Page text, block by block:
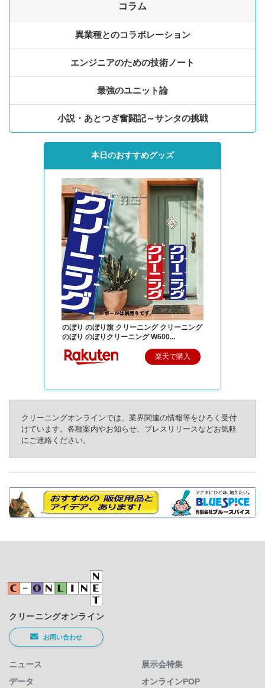
コラム
異業種とのコラボレーション
エンジニアのための技術ノート
最強のユニット論
小説・あとつぎ奮闘記～サンタの挑戦
本日のおすすめグッズ
のぼり のぼり旗 クリーニング クリーニング
のぼり のぼりクリーニング W600...
楽天で購入
クリーニングオンラインでは、業界関連の情報等をひろく受付
けています。各種案内やお知らせ、プレスリリースなどお気軽
にご連絡ください。
クリーニングオンライン
お問い合わせ
ニュース
データ
展示会特集
オンラインPOP